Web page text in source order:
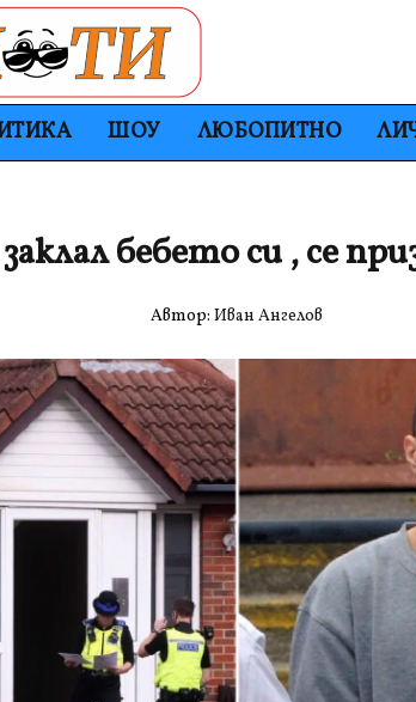
ШОУ ЛЮБОПИТНО
бебето си , се
Автор: Иван Ангелов